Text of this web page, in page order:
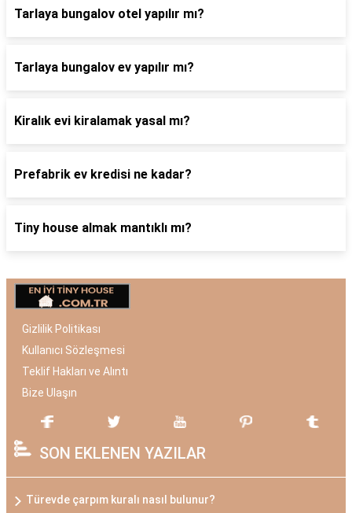
Tarlaya bungalov otel yapılır mı?
Tarlaya bungalov ev yapılır mı?
Kiralık evi kiralamak yasal mı?
Prefabrik ev kredisi ne kadar?
Tiny house almak mantıklı mı?
Gizlilik Politikası
Kullanıcı Sözleşmesi
Teklif Hakları ve Alıntı
Bize Ulaşın
SON EKLENEN YAZILAR
Türevde çarpım kuralı nasıl bulunur?